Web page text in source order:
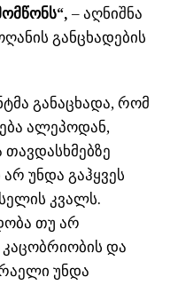
– აღნიშნა
განცხადების
განაცხადა, რომ
ალეპოდან,
უნდა გაჰყვეს
კვალს.
თუ არ
და
უნდა